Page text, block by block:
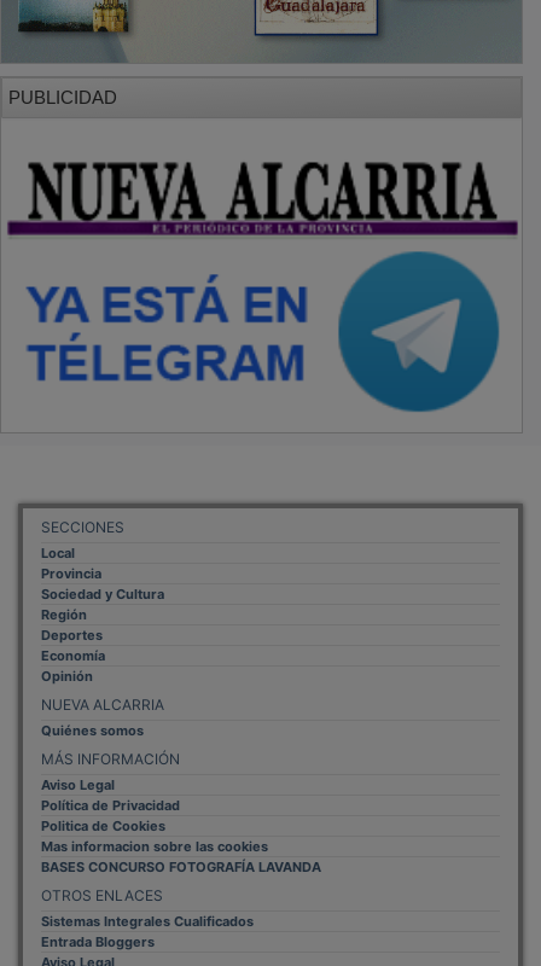
SECCIONES
Local
Provincia
Sociedad y Cultura
Región
Deportes
Economía
Opinión
NUEVA ALCARRIA
Quiénes somos
MÁS INFORMACIÓN
Aviso Legal
Política de Privacidad
Politica de Cookies
Mas informacion sobre las cookies
BASES CONCURSO FOTOGRAFÍA LAVANDA
Sistemas Integrales Cualificados
Entrada Bloggers
Aviso Legal